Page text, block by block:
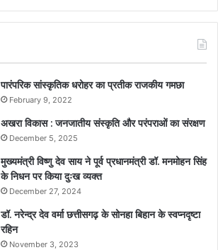
​​​​​​​पारंपरिक सांस्कृतिक धरोहर का प्रतीक राजकीय गमछा
February 9, 2022
अखरा विकास : जनजातीय संस्कृति और परंपराओं का संरक्षण
December 5, 2025
मुख्यमंत्री विष्णु देव साय ने पूर्व प्रधानमंत्री डॉ. मनमोहन सिंह
के निधन पर किया दुःख व्यक्त
December 27, 2024
डॉ. नरेन्द्र देव वर्मा छत्तीसगढ़ के सोनहा बिहान के स्वप्नदृष्टा
रहिन
November 3, 2023